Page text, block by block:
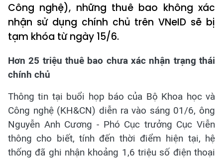
Công nghệ), những thuê bao không xác
nhận sử dụng chính chủ trên VNeID sẽ bị
tạm khóa từ ngày 15/6.
Hơn 25 triệu thuê bao chưa xác nhận trạng thái
chính chủ
Thông tin tại buổi họp báo của Bộ Khoa học và
Công nghệ (KH&CN) diễn ra vào sáng 01/6, ông
Nguyễn Anh Cương - Phó Cục trưởng Cục Viễn
thông cho biết, tính đến thời điểm hiện tại, hệ
thống đã ghi nhận khoảng 1,6 triệu số điện thoại